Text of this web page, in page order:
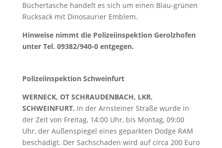
Büchertasche handelt es sich um einen Blau-grünen
Rucksack mit Dinosaurier Emblem.
Hinweise nimmt die Polizeiinspektion Gerolzhofen
unter Tel. 09382/940-0 entgegen.
Polizeiinspektion Schweinfurt
WERNECK, OT SCHRAUDENBACH, LKR.
SCHWEINFURT. In der Arnsteiner Straße wurde in
der Zeit von Freitag, 14:00 Uhr, bis Montag, 09:00
Uhr, der Außenspiegel eines geparkten Dodge RAM
beschädigt. Der Sachschaden wird auf circa 200 Euro